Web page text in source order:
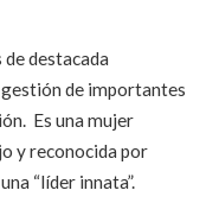
destacada
de importantes
Es una mujer
y reconocida por
“líder innata”.